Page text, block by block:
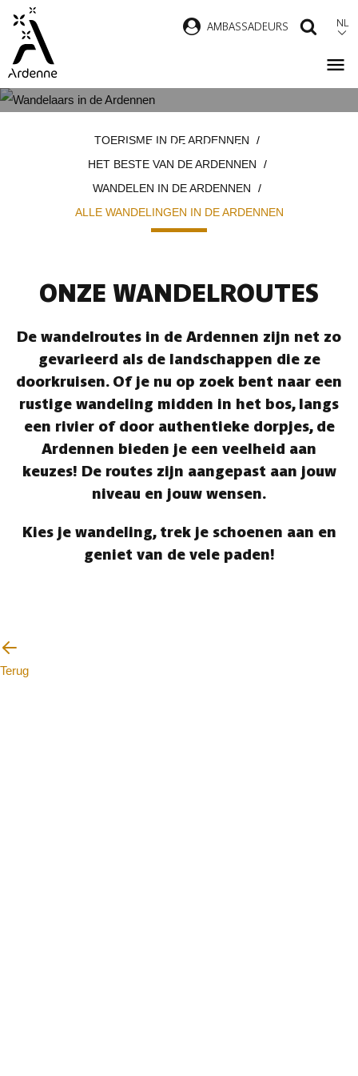
Overslaan
naar
inhoud
AMBASSADEURS NL
ARDENNEN
TOERISME IN DE ARDENNEN
HET BESTE VAN DE ARDENNEN
WANDELEN IN DE ARDENNEN
ALLE WANDELINGEN IN DE ARDENNEN
ONZE WANDELROUTES
De wandelroutes in de Ardennen zijn net zo
gevarieerd als de landschappen die ze
doorkruisen. Of je nu op zoek bent naar een
rustige wandeling midden in het bos, langs
een rivier of door authentieke dorpjes, de
Ardennen bieden je een veelheid aan
keuzes! De routes zijn aangepast aan jouw
niveau en jouw wensen.
Kies je wandeling, trek je schoenen aan en
geniet van de vele paden!
Terug